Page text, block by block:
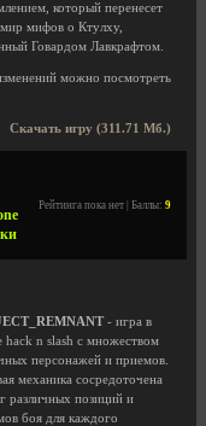
который перенесет
мифов о Ктулху,
Говардом Лавкрафтом.
можно посмотреть
Скачать игру (311.71 Мб.)
Рейтинга пока нет | Баллы: 9
- игра в
hack n slash с множеством
персонажей и приемов.
механика сосредоточена
различных позиций и
боя для каждого